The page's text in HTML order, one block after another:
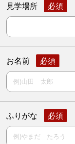
見学場所
お名前
ふりがな